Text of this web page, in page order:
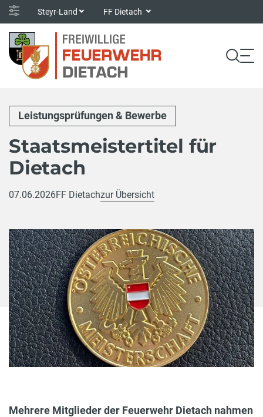
Steyr-Land FF Dietach
Leistungsprüfungen & Bewerbe
Staatsmeistertitel für
Dietach
07.06.2026FF Dietachzur Übersicht
Mehrere Mitglieder der Feuerwehr Dietach nahmen